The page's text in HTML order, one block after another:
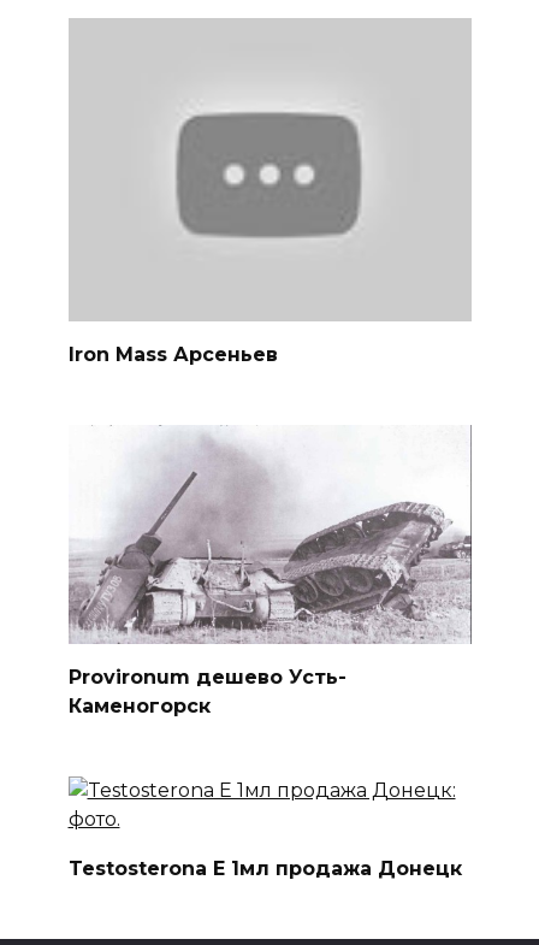
Iron Mass Арсеньев
Provironum дешево Усть-
Каменогорск
Testosterona E 1мл продажа Донецк